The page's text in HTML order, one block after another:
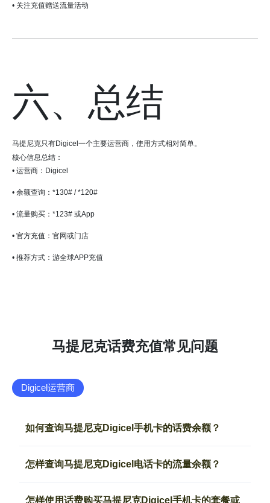
• 关注充值赠送流量活动
六、总结
马提尼克只有Digicel一个主要运营商，使用方式相对简单。
核心信息总结：
• 运营商：Digicel
• 余额查询：*130# / *120#
• 流量购买：*123# 或App
• 官方充值：官网或门店
• 推荐方式：游全球APP充值
马提尼克话费充值常见问题
Digicel运营商
如何查询马提尼克Digicel手机卡的话费余额？
怎样查询马提尼克Digicel电话卡的流量余额？
怎样使用话费购买马提尼克Digicel手机卡的套餐或